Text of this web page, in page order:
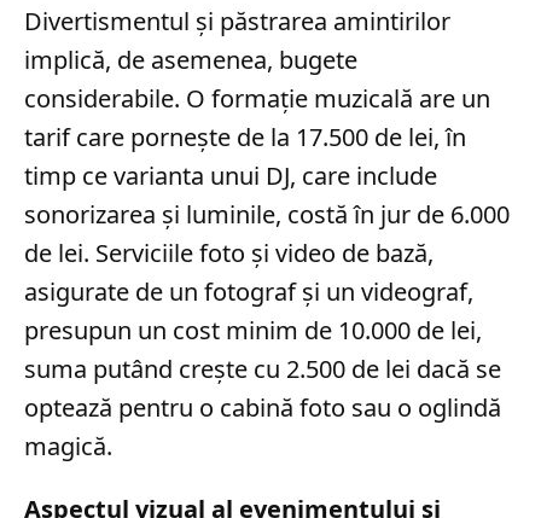
Divertismentul și păstrarea amintirilor
implică, de asemenea, bugete
considerabile. O formație muzicală are un
tarif care pornește de la 17.500 de lei, în
timp ce varianta unui DJ, care include
sonorizarea și luminile, costă în jur de 6.000
de lei. Serviciile foto și video de bază,
asigurate de un fotograf și un videograf,
presupun un cost minim de 10.000 de lei,
suma putând crește cu 2.500 de lei dacă se
optează pentru o cabină foto sau o oglindă
magică.
Aspectul vizual al evenimentului și